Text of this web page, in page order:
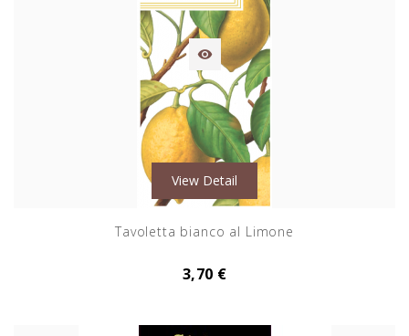

View Detail
Tavoletta bianco al Limone
3,70 €